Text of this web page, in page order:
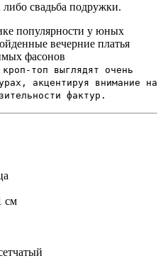
свадьба подружки.
популярности у юных
вечерние платья
фасонов
топ выглядят очень
акцентируя внимание на
фактур.
см